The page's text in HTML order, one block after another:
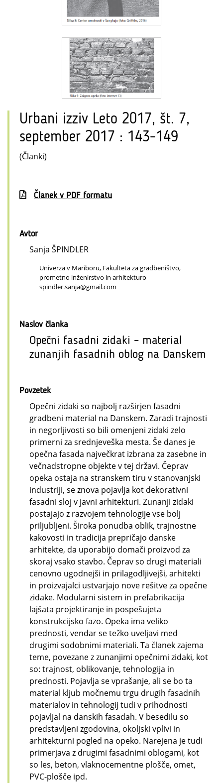
Urbani izziv Leto 2017, št. 7,
september 2017 : 143-149
(Članki)
Članek v PDF formatu
Avtor
Sanja ŠPINDLER
Univerza v Mariboru, Fakulteta za gradbeništvo,
prometno inženirstvo in arhitekturo
spindler.sanja@gmail.com
Naslov članka
Opečni fasadni zidaki – material
zunanjih fasadnih oblog na Danskem
Povzetek
Opečni zidaki so najbolj razširjen fasadni
gradbeni material na Danskem. Zaradi trajnosti
in negorljivosti so bili omenjeni zidaki zelo
primerni za srednjeveška mesta. Še danes je
opečna fasada največkrat izbrana za zasebne in
večnadstropne objekte v tej državi. Čeprav
opeka ostaja na stranskem tiru v stanovanjski
industriji, se znova pojavlja kot dekorativni
fasadni sloj v javni arhitekturi. Zunanji zidaki
postajajo z razvojem tehnologije vse bolj
priljubljeni. Široka ponudba oblik, trajnostne
kakovosti in tradicija prepričajo danske
arhitekte, da uporabijo domači proizvod za
skoraj vsako stavbo. Čeprav so drugi materiali
cenovno ugodnejši in prilagodljivejši, arhitekti
in proizvajalci ustvarjajo nove rešitve za opečne
zidake. Modularni sistem in prefabrikacija
lajšata projektiranje in pospešujeta
konstrukcijsko fazo. Opeka ima veliko
prednosti, vendar se težko uveljavi med
drugimi sodobnimi materiali. Ta članek zajema
teme, povezane z zunanjimi opečnimi zidaki, kot
so: trajnost, oblikovanje, tehnologija in
prednosti. Pojavlja se vprašanje, ali se bo ta
material kljub močnemu trgu drugih fasadnih
materialov in tehnologij tudi v prihodnosti
pojavljal na danskih fasadah. V besedilu so
predstavljeni zgodovina, okoljski vplivi in
arhitekturni pogled na opeko. Narejena je tudi
primerjava z drugimi fasadnimi oblogami, kot
so les, beton, vlaknocementne plošče, omet,
PVC-plošče ipd.